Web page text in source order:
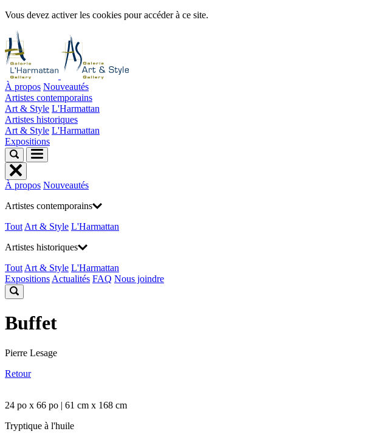
Vous devez activer les cookies pour accéder à ce site.
À propos Nouveautés
Artistes contemporains
Art & Style L'Harmattan
Artistes historiques
Art & Style L'Harmattan
Expositions
À propos Nouveautés
Artistes contemporains
Tout Art & Style L'Harmattan
Artistes historiques
Tout Art & Style L'Harmattan
Expositions Actualités FAQ Nous joindre
Buffet
Pierre Lesage
Retour
24 po x 66 po | 61 cm x 168 cm
Tryptique à l'huile